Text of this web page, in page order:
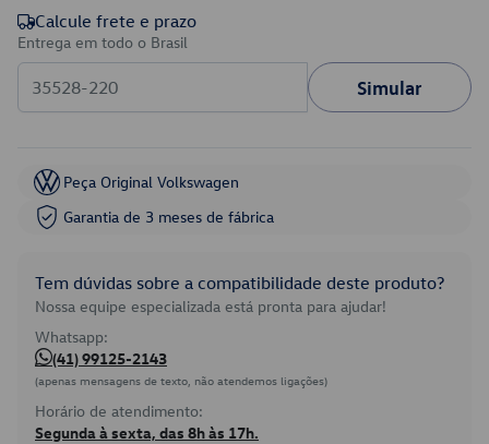
Calcule frete e prazo
Entrega em todo o Brasil
Simular
Peça Original Volkswagen
Garantia de 3 meses de fábrica
Tem dúvidas sobre a compatibilidade deste produto?
Nossa equipe especializada está pronta para ajudar!
Whatsapp:
(41) 99125-2143
(apenas mensagens de texto, não atendemos ligações)
Horário de atendimento:
Segunda à sexta, das 8h às 17h.